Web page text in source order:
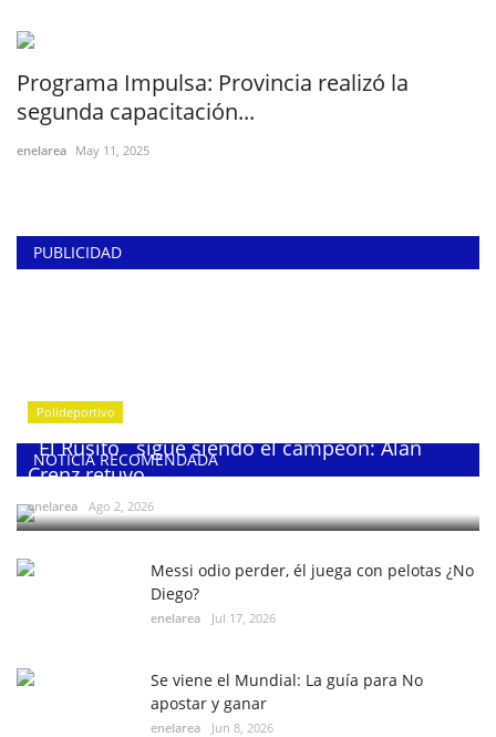
Programa Impulsa: Provincia realizó la
segunda capacitación...
enelarea May 11, 2025
PUBLICIDAD
NOTICIA RECOMENDADA
Polideportivo
¨El Rusito¨ sigue siendo el campeón: Alan
Crenz retuvo...
enelarea Ago 2, 2026
Messi odio perder, él juega con pelotas ¿No
Diego?
enelarea Jul 17, 2026
Se viene el Mundial: La guía para No
apostar y ganar
enelarea Jun 8, 2026